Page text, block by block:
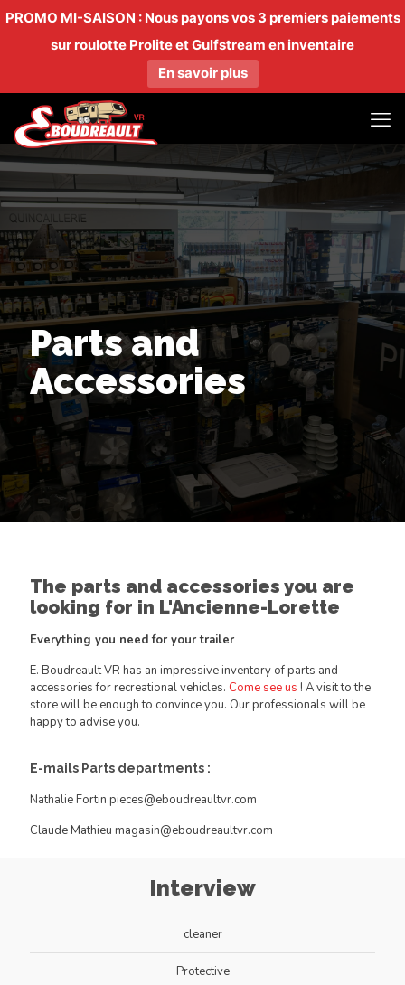
PROMO MI-SAISON : Nous payons vos 3 premiers paiements
sur roulotte Prolite et Gulfstream en inventaire
En savoir plus
Parts and
Accessories
The parts and accessories you are
looking for in L'Ancienne-Lorette
Everything you need for your trailer
E. Boudreault VR has an impressive inventory of parts and
accessories for recreational vehicles. Come see us ! A visit to the
store will be enough to convince you. Our professionals will be
happy to advise you.
E-mails Parts departments :
Nathalie Fortin pieces@eboudreaultvr.com
Claude Mathieu magasin@eboudreaultvr.com
Interview
cleaner
Protective